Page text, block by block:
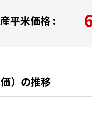
平米価格 :
）の推移